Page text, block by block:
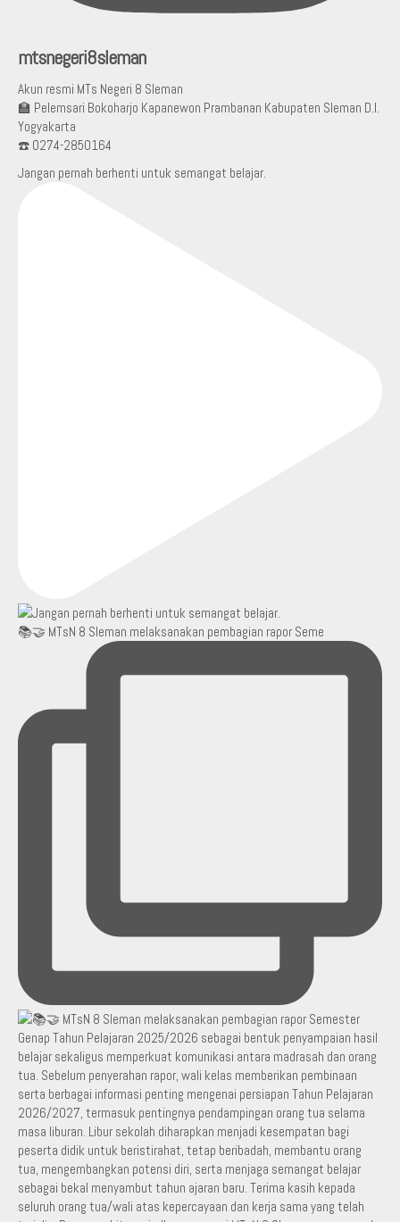
mtsnegeri8sleman
Akun resmi MTs Negeri 8 Sleman
🏫 Pelemsari Bokoharjo Kapanewon Prambanan Kabupaten Sleman D.I.
Yogyakarta
☎️ 0274-2850164
Jangan pernah berhenti untuk semangat belajar.
📚🤝 MTsN 8 Sleman melaksanakan pembagian rapor Seme